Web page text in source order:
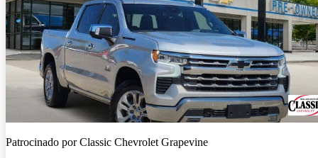
Patrocinado porClassic Chevrolet Grapevine